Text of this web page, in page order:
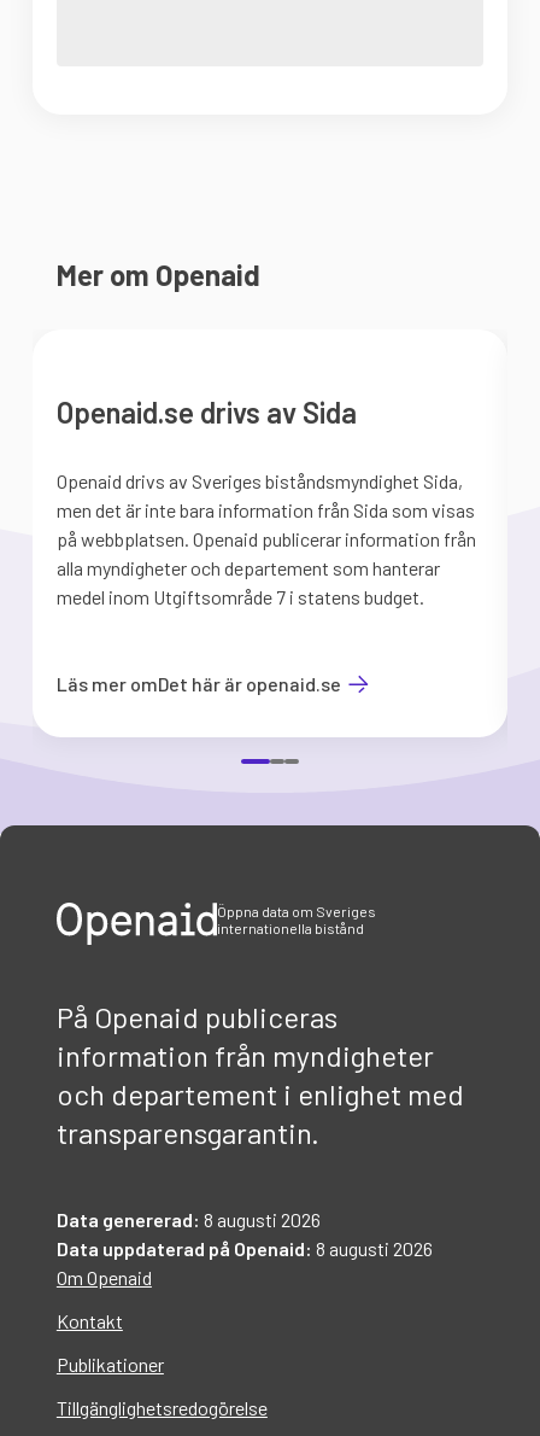
Mer om Openaid
Openaid.se drivs av Sida
Openaid drivs av Sveriges biståndsmyndighet Sida,
men det är inte bara information från Sida som visas
på webbplatsen. Openaid publicerar information från
alla myndigheter och departement som hanterar
medel inom Utgiftsområde 7 i statens budget.
Läs mer omDet här är openaid.se
Öppna data om Sveriges
internationella bistånd
På Openaid publiceras
information från myndigheter
och departement i enlighet med
transparensgarantin.
Data genererad: 8 augusti 2026
Data uppdaterad på Openaid: 8 augusti 2026
Om Openaid
Kontakt
Publikationer
Tillgänglighetsredogörelse